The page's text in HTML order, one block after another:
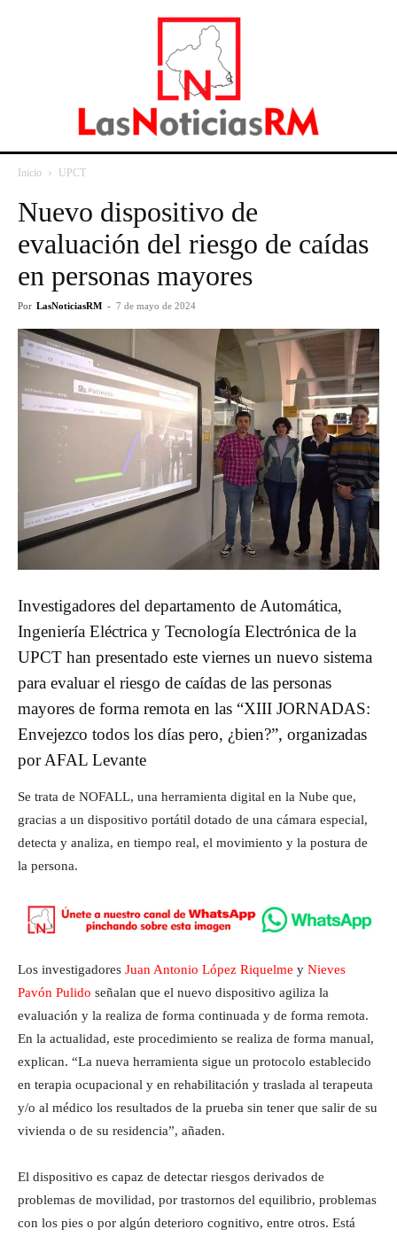
Inicio UPCT
Nuevo dispositivo de
evaluación del riesgo de caídas
en personas mayores
Por LasNoticiasRM - 7 de mayo de 2024
Investigadores del departamento de Automática,
Ingeniería Eléctrica y Tecnología Electrónica de la
UPCT han presentado este viernes un nuevo sistema
para evaluar el riesgo de caídas de las personas
mayores de forma remota en las “XIII JORNADAS:
Envejezco todos los días pero, ¿bien?”, organizadas
por AFAL Levante
Se trata de NOFALL, una herramienta digital en la Nube que,
gracias a un dispositivo portátil dotado de una cámara especial,
detecta y analiza, en tiempo real, el movimiento y la postura de
la persona.
Los investigadores Juan Antonio López Riquelme y Nieves
Pavón Pulido señalan que el nuevo dispositivo agiliza la
evaluación y la realiza de forma continuada y de forma remota.
En la actualidad, este procedimiento se realiza de forma manual,
explican. “La nueva herramienta sigue un protocolo establecido
en terapia ocupacional y en rehabilitación y traslada al terapeuta
y/o al médico los resultados de la prueba sin tener que salir de su
vivienda o de su residencia”, añaden.
El dispositivo es capaz de detectar riesgos derivados de
problemas de movilidad, por trastornos del equilibrio, problemas
con los pies o por algún deterioro cognitivo, entre otros. Está